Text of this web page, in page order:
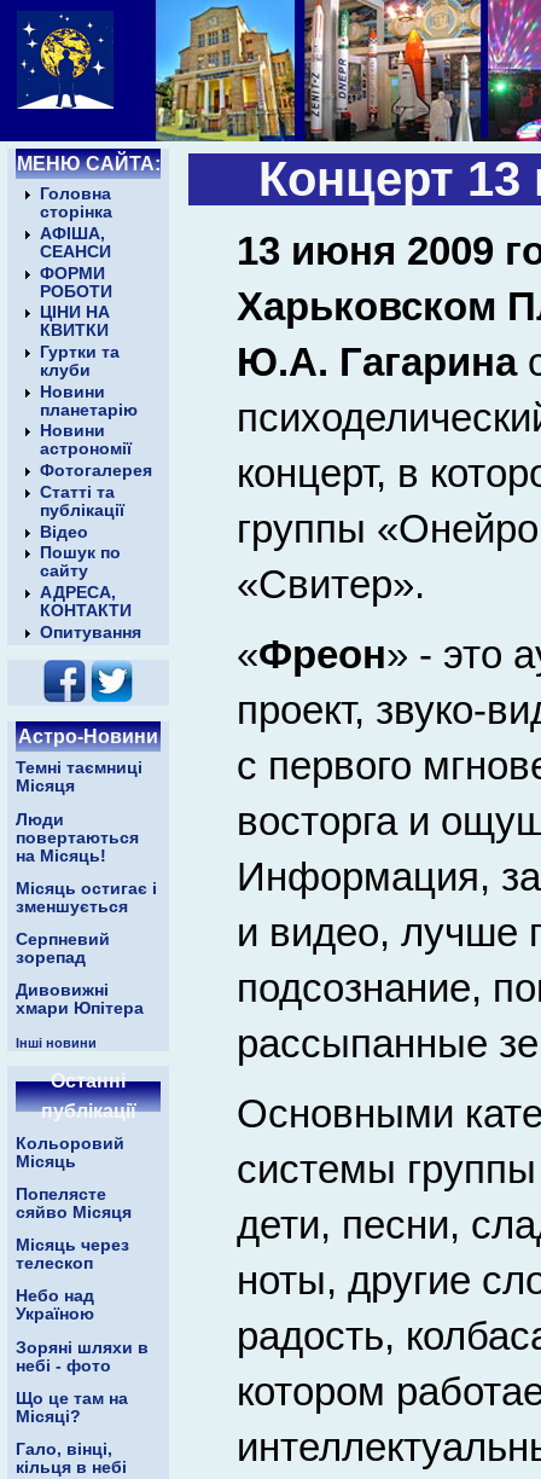
МЕНЮ САЙТА:
Головна
сторінка
АФІША,
СЕАНСИ
ФОРМИ
РОБОТИ
ЦІНИ НА
КВИТКИ
Гуртки та
клуби
Новини
планетарію
Новини
астрономії
Фотогалерея
Статті та
публікації
Відео
Пошук по
сайту
АДРЕСА,
КОНТАКТИ
Опитування
Астро-Новини
Темні таємниці
Місяця
Люди
повертаються
на Місяць!
Місяць остигає і
зменшується
Серпневий
зорепад
Дивовижні
хмари Юпітера
Інші новини
Останні
публікації
Кольоровий
Місяць
Попелясте
сяйво Місяця
Місяць через
телескоп
Небо над
Україною
Зоряні шляхи в
небі - фото
Що це там на
Місяці?
Гало, вінці,
кільця в небі
Концерт 13
13 июня 2009
Харьковском
Ю.А. Гагарина
концерт, в
группы
«Свитер».
«Фреон» - это
проект, звуко-
с первого
восторга и
Информация,
и видео, лучше
подсознание,
рассыпанные
Основными
системы
дети, песни,
ноты, другие
радость,
котором